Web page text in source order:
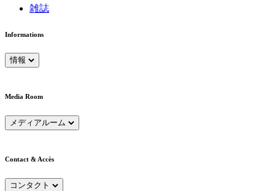
雑誌
Informations
情報
Media Room
メディアルーム
Contact & Accès
コンタクト